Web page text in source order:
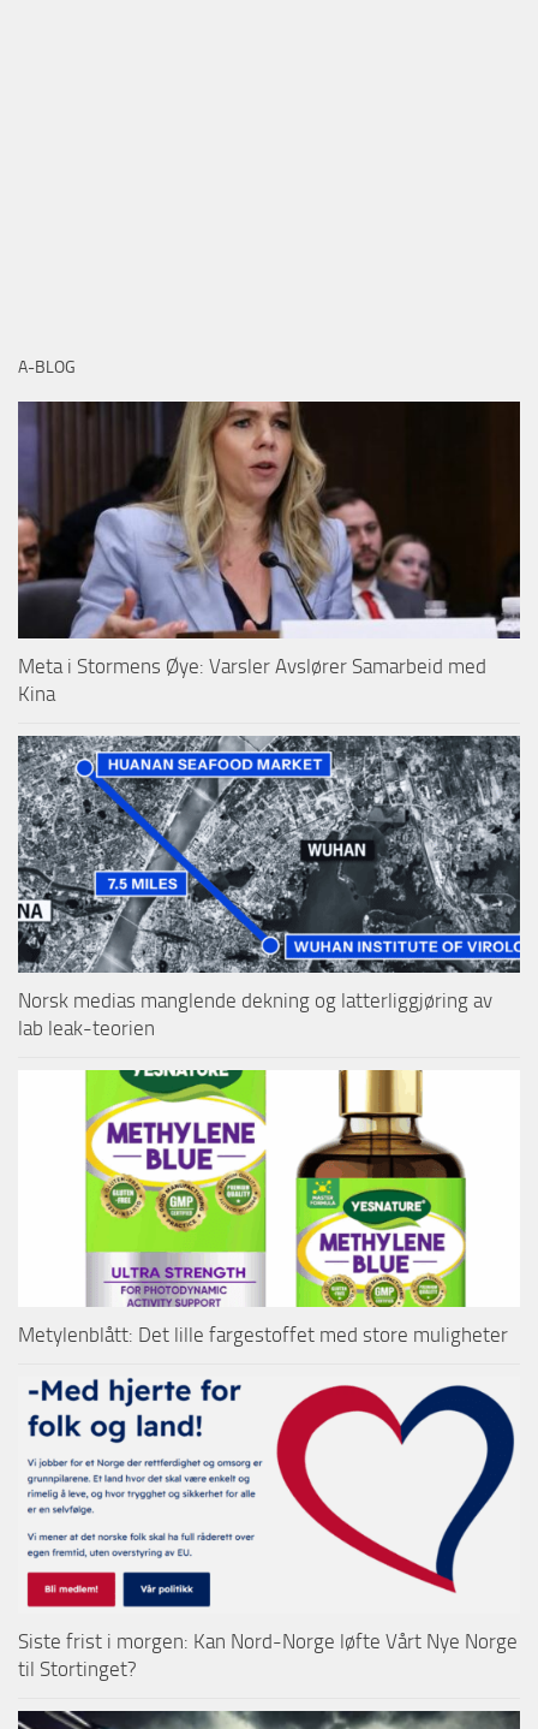
A-BLOG
Meta i Stormens Øye: Varsler Avslører Samarbeid med
Kina
Norsk medias manglende dekning og latterliggjøring av
lab leak-teorien
Metylenblått: Det lille fargestoffet med store muligheter
Siste frist i morgen: Kan Nord-Norge løfte Vårt Nye Norge
til Stortinget?